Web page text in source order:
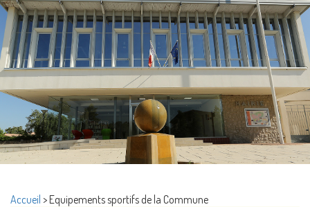
Accueil > Equipements sportifs de la Commune